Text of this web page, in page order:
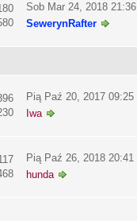
Sob Mar 24, 2018 21:36
SewerynRafter
Pią Paź 20, 2017 09:25
Iwa
Pią Paź 26, 2018 20:41
hunda